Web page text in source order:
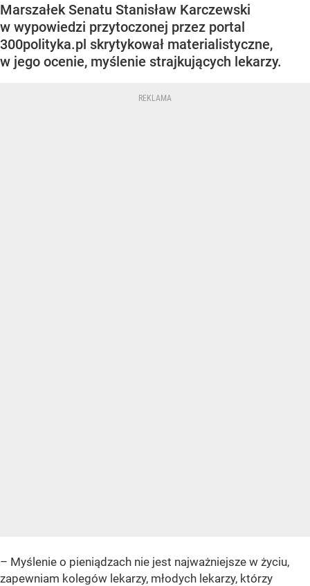
Marszałek Senatu Stanisław Karczewski
w wypowiedzi przytoczonej przez portal
300polityka.pl skrytykował materialistyczne,
w jego ocenie, myślenie strajkujących lekarzy.
– Myślenie o pieniądzach nie jest najważniejsze w życiu,
zapewniam kolegów lekarzy, młodych lekarzy, którzy